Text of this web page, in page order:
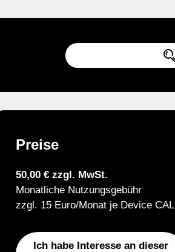
Preise
50,00 € zzgl. MwSt.
Monatliche Nutzungsgebühr
zzgl. 15 Euro/Monat je Device CAL
Ich habe Interesse an dieser